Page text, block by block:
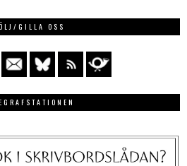
GILLA OSS